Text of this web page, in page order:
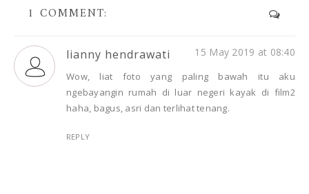
1 COMMENT:
lianny hendrawati 15 May 2019 at 08:40
Wow, liat foto yang paling bawah itu aku
ngebayangin rumah di luar negeri kayak di film2
haha, bagus, asri dan terlihat tenang.
REPLY